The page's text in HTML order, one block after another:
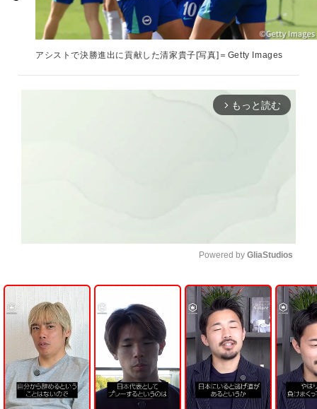
アシストで決勝進出に貢献した清家貴子[写真]＝Getty Images
arrow_forward_ios もっと読む
U
n
m
u
t
e
Powered by GliaStudios